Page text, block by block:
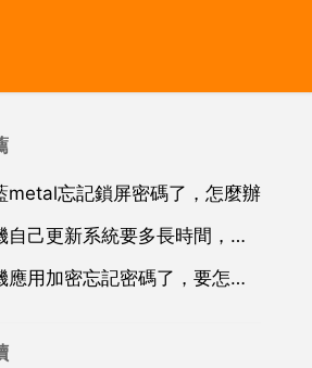
metal忘記鎖屏密碼了，怎麼辦
蘋果手機自己更新系統要多長時間，蘋果手機更新系統要多久？
魅藍手機應用加密忘記密碼了，要怎麼辦